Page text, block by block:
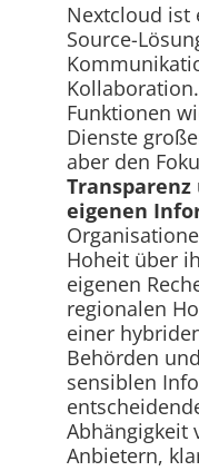
Nextcloud ist
Source-
Funktionen
Dienste
aber den
eigenen
Hoheit über
eigenen
regionalen
einer
Behörden
sensiblen
Abhängigkeit
Anbietern,